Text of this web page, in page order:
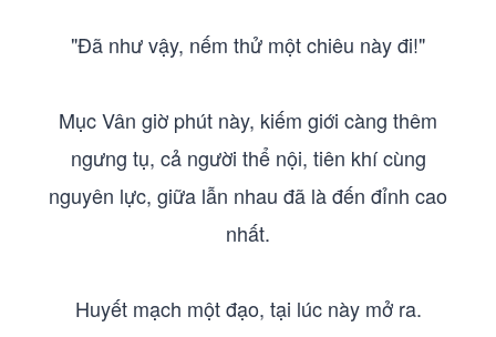
"Đã như vậy, nếm thử một chiêu này đi!"
Mục Vân giờ phút này, kiếm giới càng thêm
ngưng tụ, cả người thể nội, tiên khí cùng
nguyên lực, giữa lẫn nhau đã là đến đỉnh cao
nhất.
Huyết mạch một đạo, tại lúc này mở ra.